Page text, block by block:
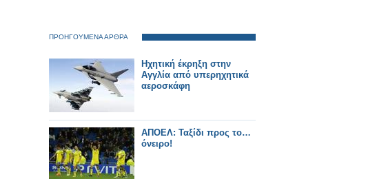
ΠΡΟΗΓΟΥΜΕΝΑ ΑΡΘΡΑ
Ηχητική έκρηξη στην
Αγγλία από υπερηχητικά
αεροσκάφη
AΠΟΕΛ: Ταξίδι προς το…
όνειρο!